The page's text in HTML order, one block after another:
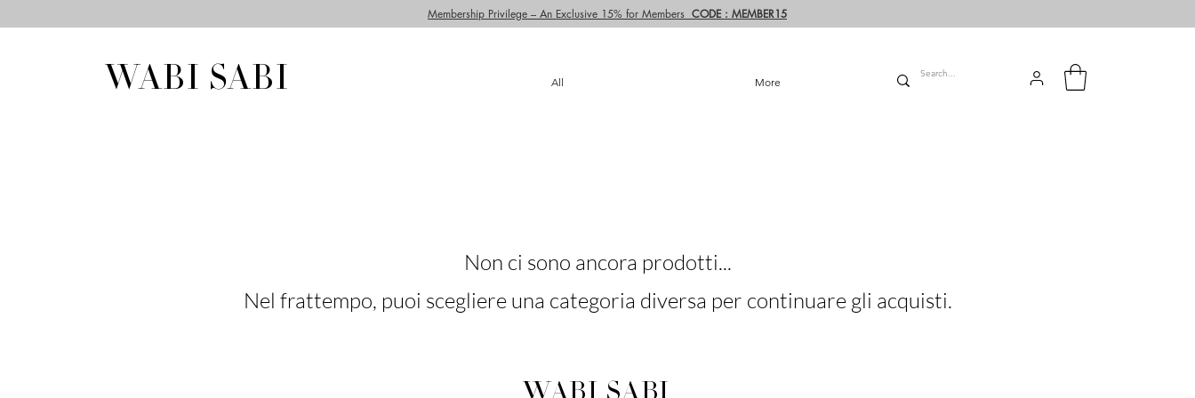
WABI SABI All More
Membership Privilege – An Exclusive 15% for Members CODE : MEMBER15
Non ci sono ancora prodotti...
Nel frattempo, puoi scegliere una categoria diversa per continuare gli acquisti.